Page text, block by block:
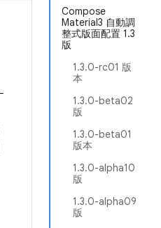
Compose
Material3 自動調
整式版面配置 1.3
版
1.3.0-rc01 版
本
1.3.0-beta02
版
1.3.0-beta01
版本
1.3.0-alpha10
版
1.3.0-alpha09
版